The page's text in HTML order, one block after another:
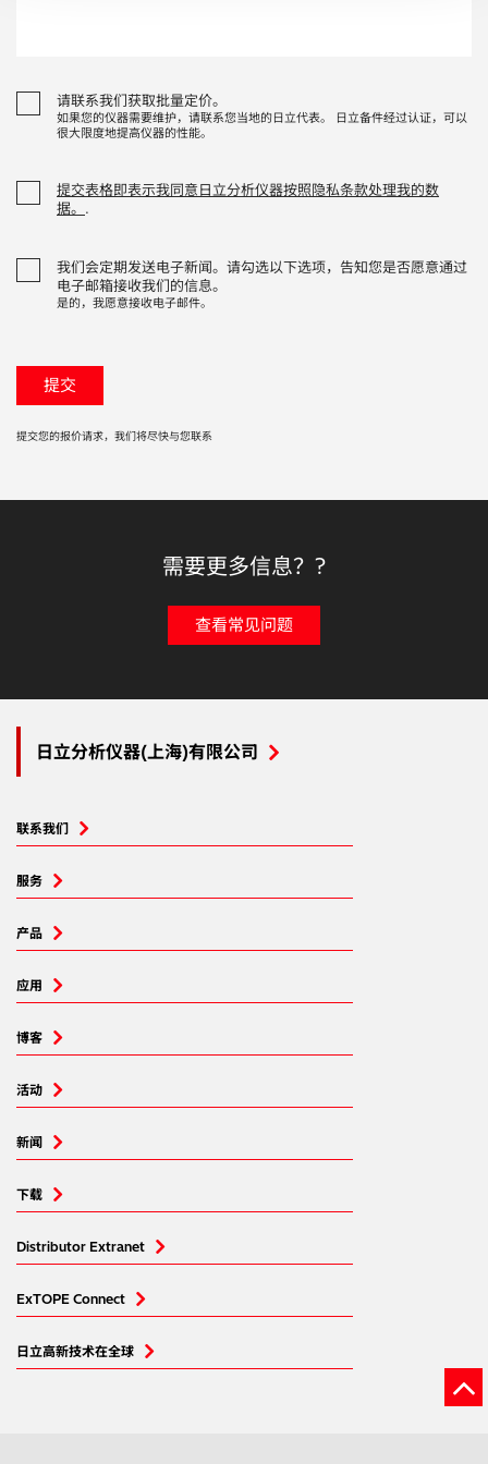
请联系我们获取批量定价。
如果您的仪器需要维护，请联系您当地的日立代表。 日立备件经过认证，可以
很大限度地提高仪器的性能。
提交表格即表示我同意日立分析仪器按照隐私条款处理我的数
据。 .
我们会定期发送电子新闻。请勾选以下选项，告知您是否愿意通过
电子邮箱接收我们的信息。
是的，我愿意接收电子邮件。
提交您的报价请求，我们将尽快与您联系
需要更多信息？?
查看常见问题
日立分析仪器(上海)有限公司
联系我们
服务
产品
应用
博客
活动
新闻
下载
Distributor Extranet
ExTOPE Connect
日立高新技术在全球